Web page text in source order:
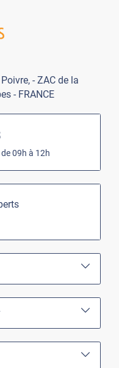
- ZAC de la
- FRANCE
09h à 12h